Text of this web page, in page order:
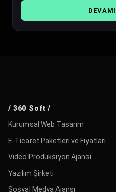
/ 360 Soft /
Kurumsal Web Tasarım
E-Ticaret Paketleri ve Fiyatları
Video Prodüksiyon Ajansı
Yazılım Şirketi
Sosyal Medya Ajansı